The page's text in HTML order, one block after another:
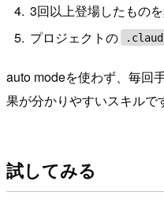
3回以上登場したもの
プロジェクトの
auto modeを使わず、毎回
果が分かりやすいスキルで
試してみる